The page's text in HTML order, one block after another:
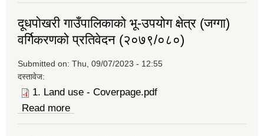
दूधपोखरी गाउँपालिकाको भू-उपयोग क्षेत्र (जग्गा)
वर्गिकरणको प्रतिवेदन (२०७९/०८०)
Submitted on: Thu, 09/07/2023 - 12:55
दस्तावेज:
1. Land use - Coverpage.pdf
Read more